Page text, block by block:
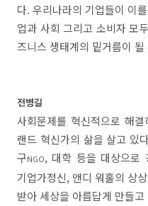
다. 우리나라의 기업들이 이
업과 사회 그리고 소비자 모
즈니스 생태계의 밑거름이
전병길
사회문제를 혁신적으로 해
랜드 혁신가의 삶을 살고 있
구NGO, 대학 등을 대상으로
기업가정신, 앤디 워홀의 상
받아 세상을 아름답게 만들